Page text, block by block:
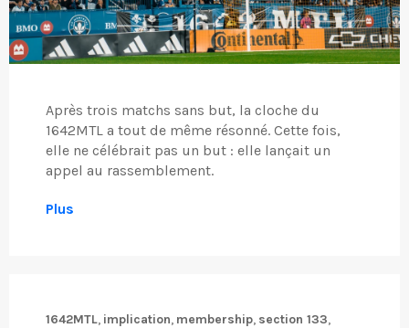
Après trois matchs sans but, la cloche du
1642MTL a tout de même résonné. Cette fois,
elle ne célébrait pas un but : elle lançait un
appel au rassemblement.
Plus
1642MTL, implication, membership, section 133,